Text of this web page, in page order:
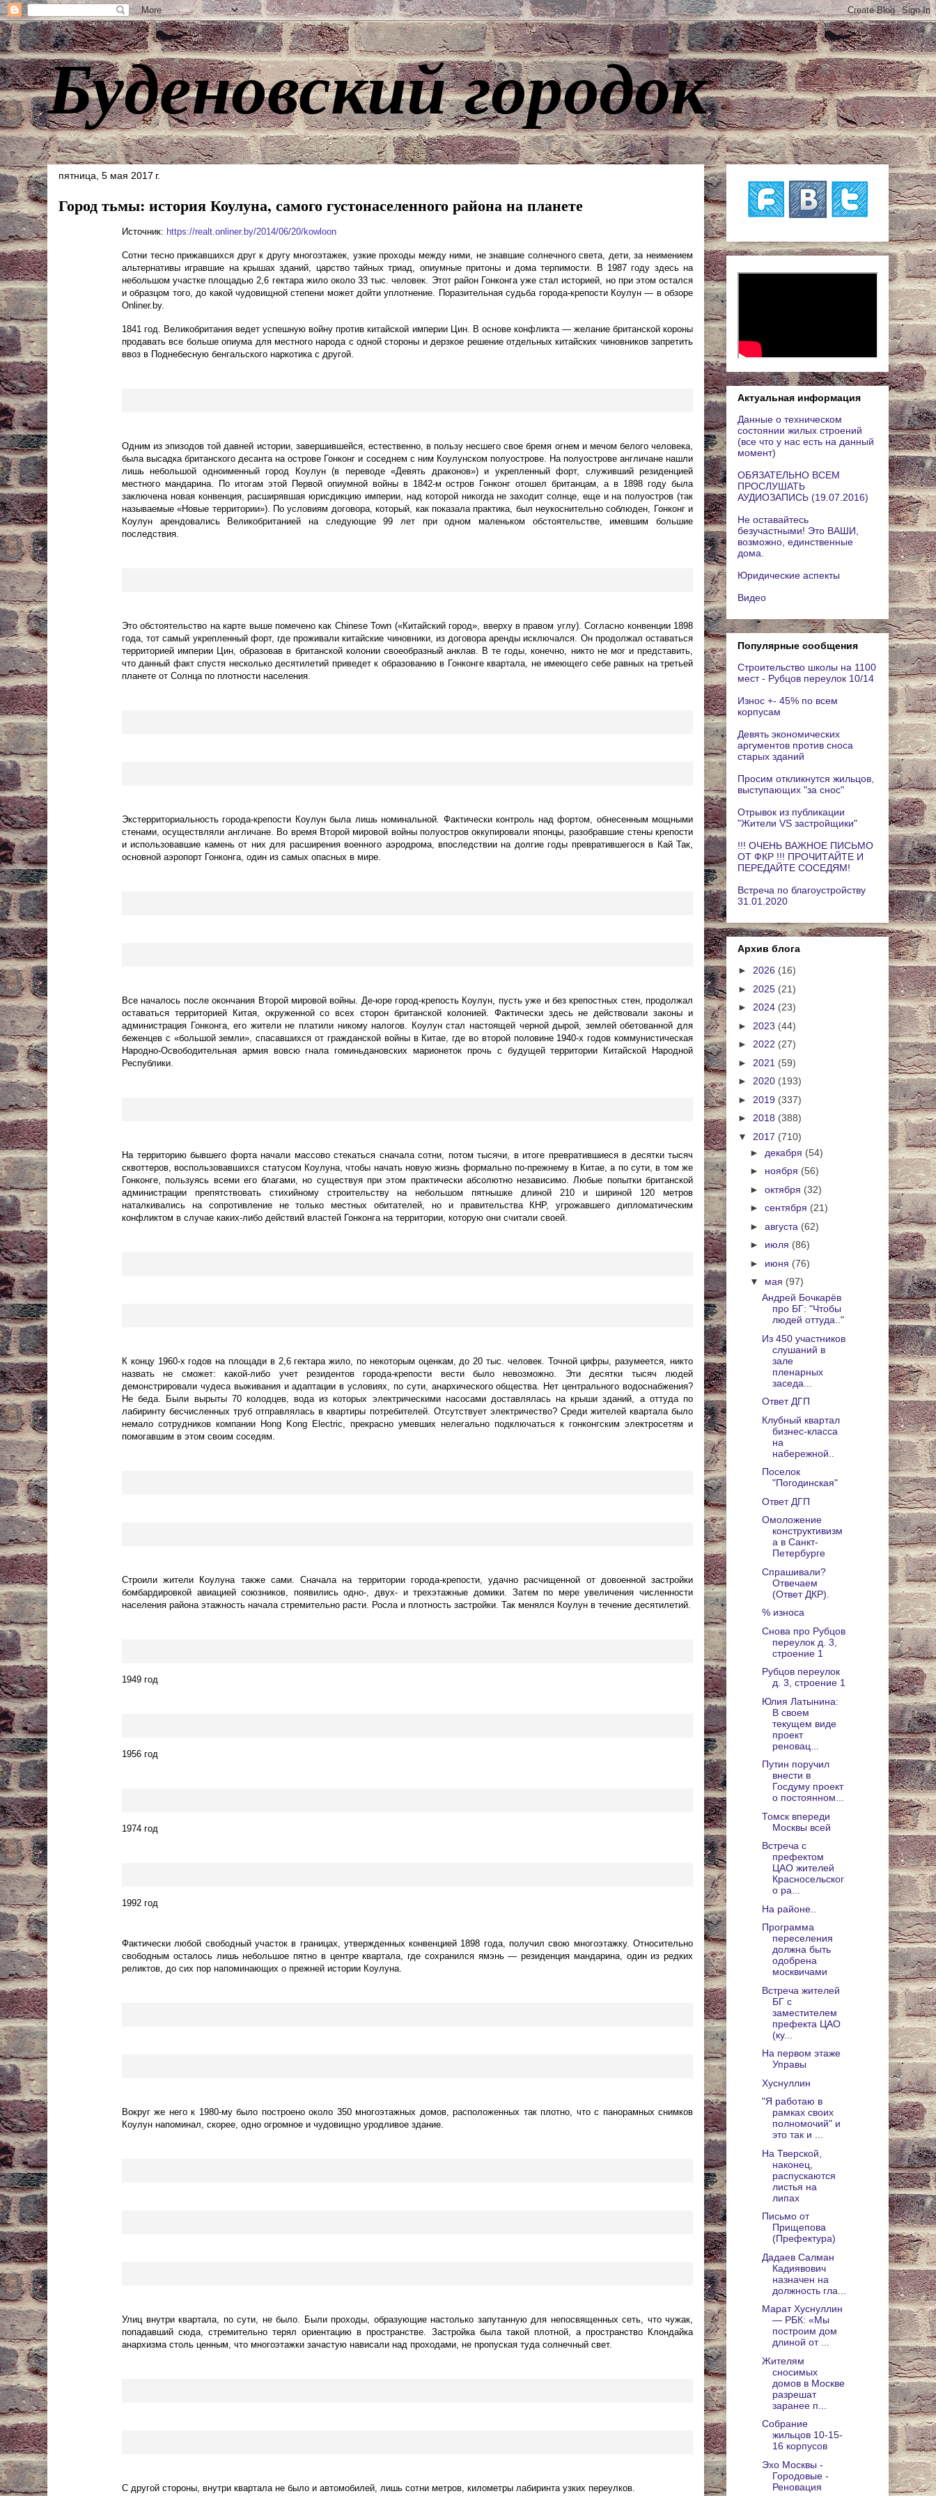
Буденовский городок
пятница, 5 мая 2017 г.
Город тьмы: история Коулуна, самого густонаселенного района на планете
Источник: https://realt.onliner.by/2014/06/20/kowloon
Сотни тесно прижавшихся друг к другу многоэтажек, узкие проходы между ними, не знавшие солнечного света, дети, за неимением
альтернативы игравшие на крышах зданий, царство тайных триад, опиумные притоны и дома терпимости. В 1987 году здесь на
небольшом участке площадью 2,6 гектара жило около 33 тыс. человек. Этот район Гонконга уже стал историей, но при этом остался
и образцом того, до какой чудовищной степени может дойти уплотнение. Поразительная судьба города-крепости Коулун — в обзоре
Onliner.by.
1841 год. Великобритания ведет успешную войну против китайской империи Цин. В основе конфликта — желание британской короны
продавать все больше опиума для местного народа с одной стороны и дерзкое решение отдельных китайских чиновников запретить
ввоз в Поднебесную бенгальского наркотика с другой.
Одним из эпизодов той давней истории, завершившейся, естественно, в пользу несшего свое бремя огнем и мечом белого человека,
была высадка британского десанта на острове Гонконг и соседнем с ним Коулунском полуострове. На полуострове англичане нашли
лишь небольшой одноименный город Коулун (в переводе «Девять драконов») и укрепленный форт, служивший резиденцией
местного мандарина. По итогам этой Первой опиумной войны в 1842-м остров Гонконг отошел британцам, а в 1898 году была
заключена новая конвенция, расширявшая юрисдикцию империи, над которой никогда не заходит солнце, еще и на полуостров (так
называемые «Новые территории»). По условиям договора, который, как показала практика, был неукоснительно соблюден, Гонконг и
Коулун арендовались Великобританией на следующие 99 лет при одном маленьком обстоятельстве, имевшим большие
последствия.
Это обстоятельство на карте выше помечено как Chinese Town («Китайский город», вверху в правом углу). Согласно конвенции 1898
года, тот самый укрепленный форт, где проживали китайские чиновники, из договора аренды исключался. Он продолжал оставаться
территорией империи Цин, образовав в британской колонии своеобразный анклав. В те годы, конечно, никто не мог и представить,
что данный факт спустя несколько десятилетий приведет к образованию в Гонконге квартала, не имеющего себе равных на третьей
планете от Солнца по плотности населения.
Экстерриториальность города-крепости Коулун была лишь номинальной. Фактически контроль над фортом, обнесенным мощными
стенами, осуществляли англичане. Во время Второй мировой войны полуостров оккупировали японцы, разобравшие стены крепости
и использовавшие камень от них для расширения военного аэродрома, впоследствии на долгие годы превратившегося в Кай Так,
основной аэропорт Гонконга, один из самых опасных в мире.
Все началось после окончания Второй мировой войны. Де-юре город-крепость Коулун, пусть уже и без крепостных стен, продолжал
оставаться территорией Китая, окруженной со всех сторон британской колонией. Фактически здесь не действовали законы и
администрация Гонконга, его жители не платили никому налогов. Коулун стал настоящей черной дырой, землей обетованной для
беженцев с «большой земли», спасавшихся от гражданской войны в Китае, где во второй половине 1940-х годов коммунистическая
Народно-Освободительная армия вовсю гнала гоминьдановских марионеток прочь с будущей территории Китайской Народной
Республики.
На территорию бывшего форта начали массово стекаться сначала сотни, потом тысячи, в итоге превратившиеся в десятки тысяч
сквоттеров, воспользовавшихся статусом Коулуна, чтобы начать новую жизнь формально по-прежнему в Китае, а по сути, в том же
Гонконге, пользуясь всеми его благами, но существуя при этом практически абсолютно независимо. Любые попытки британской
администрации препятствовать стихийному строительству на небольшом пятнышке длиной 210 и шириной 120 метров
наталкивались на сопротивление не только местных обитателей, но и правительства КНР, угрожавшего дипломатическим
конфликтом в случае каких-либо действий властей Гонконга на территории, которую они считали своей.
К концу 1960-х годов на площади в 2,6 гектара жило, по некоторым оценкам, до 20 тыс. человек. Точной цифры, разумеется, никто
назвать не сможет: какой-либо учет резидентов города-крепости вести было невозможно. Эти десятки тысяч людей
демонстрировали чудеса выживания и адаптации в условиях, по сути, анархического общества. Нет центрального водоснабжения?
Не беда. Были вырыты 70 колодцев, вода из которых электрическими насосами доставлялась на крыши зданий, а оттуда по
лабиринту бесчисленных труб отправлялась в квартиры потребителей. Отсутствует электричество? Среди жителей квартала было
немало сотрудников компании Hong Kong Electric, прекрасно умевших нелегально подключаться к гонконгским электросетям и
помогавшим в этом своим соседям.
Строили жители Коулуна также сами. Сначала на территории города-крепости, удачно расчищенной от довоенной застройки
бомбардировкой авиацией союзников, появились одно-, двух- и трехэтажные домики. Затем по мере увеличения численности
населения района этажность начала стремительно расти. Росла и плотность застройки. Так менялся Коулун в течение десятилетий.
1949 год
1956 год
1974 год
1992 год
Фактически любой свободный участок в границах, утвержденных конвенцией 1898 года, получил свою многоэтажку. Относительно
свободным осталось лишь небольшое пятно в центре квартала, где сохранился ямэнь — резиденция мандарина, один из редких
реликтов, до сих пор напоминающих о прежней истории Коулуна.
Вокруг же него к 1980-му было построено около 350 многоэтажных домов, расположенных так плотно, что с панорамных снимков
Коулун напоминал, скорее, одно огромное и чудовищно уродливое здание.
Улиц внутри квартала, по сути, не было. Были проходы, образующие настолько запутанную для непосвященных сеть, что чужак,
попадавший сюда, стремительно терял ориентацию в пространстве. Застройка была такой плотной, а пространство Клондайка
анархизма столь ценным, что многоэтажки зачастую нависали над проходами, не пропуская туда солнечный свет.
С другой стороны, внутри квартала не было и автомобилей, лишь сотни метров, километры лабиринта узких переулков.
Актуальная информация
Данные о техническом
состоянии жилых строений
(все что у нас есть на данный
момент)
ОБЯЗАТЕЛЬНО ВСЕМ
ПРОСЛУШАТЬ
АУДИОЗАПИСЬ (19.07.2016)
Не оставайтесь
безучастными! Это ВАШИ,
возможно, единственные
дома.
Юридические аспекты
Видео
Популярные сообщения
Строительство школы на 1100
мест - Рубцов переулок 10/14
Износ +- 45% по всем
корпусам
Девять экономических
аргументов против сноса
старых зданий
Просим откликнутся жильцов,
выступающих "за снос"
Отрывок из публикации
"Жители VS застройщики"
!!! ОЧЕНЬ ВАЖНОЕ ПИСЬМО
ОТ ФКР !!! ПРОЧИТАЙТЕ И
ПЕРЕДАЙТЕ СОСЕДЯМ!
Встреча по благоустройству
31.01.2020
Архив блога
► 2026 (16)
► 2025 (21)
► 2024 (23)
► 2023 (44)
► 2022 (27)
► 2021 (59)
► 2020 (193)
► 2019 (337)
► 2018 (388)
▼ 2017 (710)
► декабря (54)
► ноября (56)
► октября (32)
► сентября (21)
► августа (62)
► июля (86)
► июня (76)
▼ мая (97)
Андрей Бочкарёв
про БГ: "Чтобы
людей оттуда.."
Из 450 участников
слушаний в
зале
пленарных
заседа...
Ответ ДГП
Клубный квартал
бизнес-класса
на
набережной..
Поселок
"Погодинская"
Ответ ДГП
Омоложение
конструктивизм
а в Санкт-
Петербурге
Спрашивали?
Отвечаем
(Ответ ДКР).
% износа
Снова про Рубцов
переулок д. 3,
строение 1
Рубцов переулок
д. 3, строение 1
Юлия Латынина:
В своем
текущем виде
проект
реновац...
Путин поручил
внести в
Госдуму проект
о постоянном...
Томск впереди
Москвы всей
Встреча с
префектом
ЦАО жителей
Красносельског
о ра...
На районе..
Программа
переселения
должна быть
одобрена
москвичами
Встреча жителей
БГ с
заместителем
префекта ЦАО
(ку...
На первом этаже
Управы
Хуснуллин
"Я работаю в
рамках своих
полномочий" и
это так и ...
На Тверской,
наконец,
распускаются
листья на
липах
Письмо от
Прищепова
(Префектура)
Дадаев Салман
Кадиявович
назначен на
должность гла...
Марат Хуснуллин
— РБК: «Мы
построим дом
длиной от ...
Жителям
сносимых
домов в Москве
разрешат
заранее п...
Собрание
жильцов 10-15-
16 корпусов
Эхо Москвы -
Городовые -
Реновация